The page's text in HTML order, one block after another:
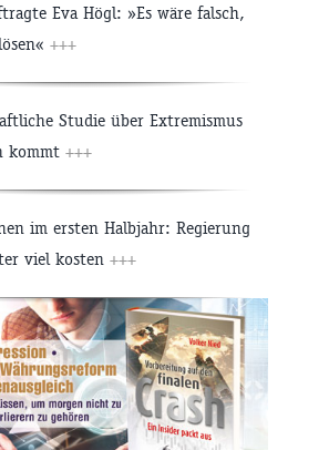
Eva Högl: »Es wäre falsch,
+++
Studie über Extremismus
kommt +++
im ersten Halbjahr: Regierung
viel kosten +++